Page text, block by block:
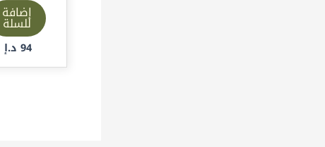
إضافة
للسلة
94 د.إ